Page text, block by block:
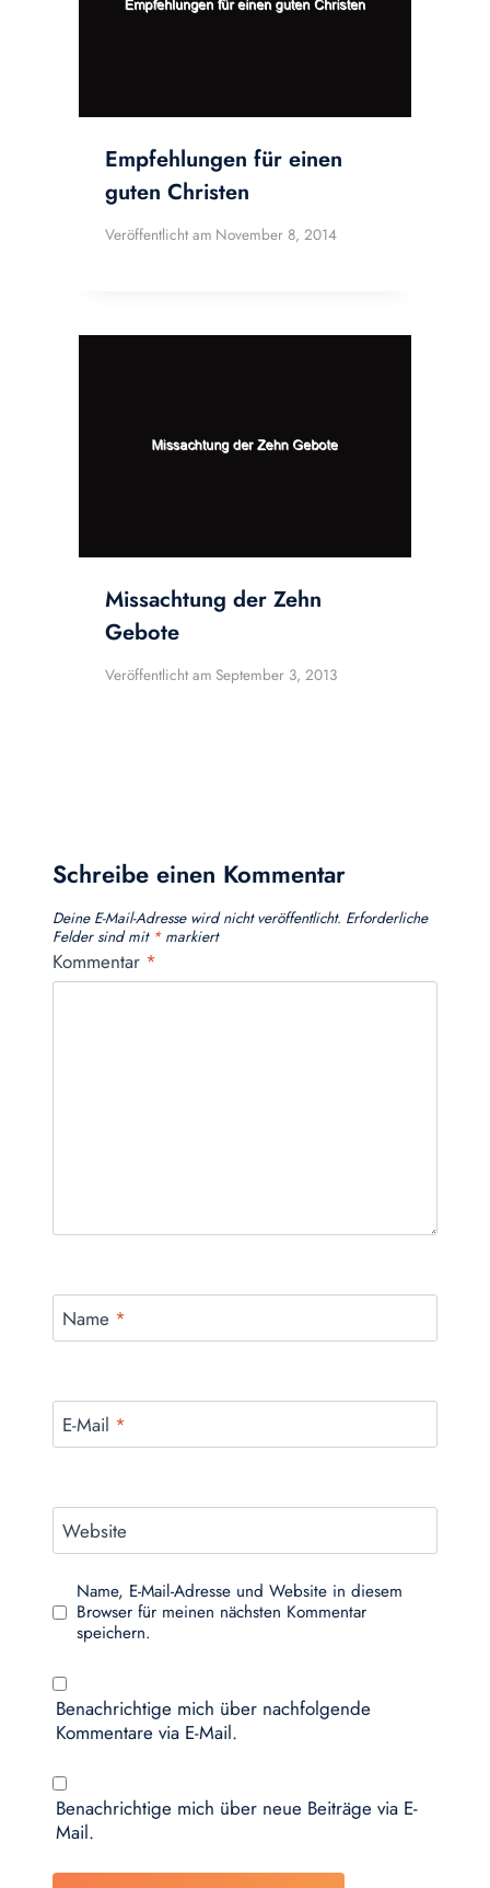
Empfehlungen für einen
guten Christen
Veröffentlicht am November 8, 2014
Missachtung der Zehn
Gebote
Veröffentlicht am September 3, 2013
Schreibe einen Kommentar
Deine E-Mail-Adresse wird nicht veröffentlicht. Erforderliche
Felder sind mit *markiert
Kommentar *
Name *
E-Mail *
Website
Name, E-Mail-Adresse und Website in diesem
Browser für meinen nächsten Kommentar
speichern.
Benachrichtige mich über nachfolgende
Kommentare via E-Mail.
Benachrichtige mich über neue Beiträge via E-
Mail.